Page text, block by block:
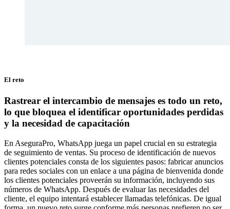
El reto
Rastrear el intercambio de mensajes es todo un reto,
lo que bloquea el identificar oportunidades perdidas
y la necesidad de capacitación
En AseguraPro, WhatsApp juega un papel crucial en su estrategia
de seguimiento de ventas. Su proceso de identificación de nuevos
clientes potenciales consta de los siguientes pasos: fabricar anuncios
para redes sociales con un enlace a una página de bienvenida donde
los clientes potenciales proveerán su información, incluyendo sus
números de WhatsApp. Después de evaluar las necesidades del
cliente, el equipo intentará establecer llamadas telefónicas. De igual